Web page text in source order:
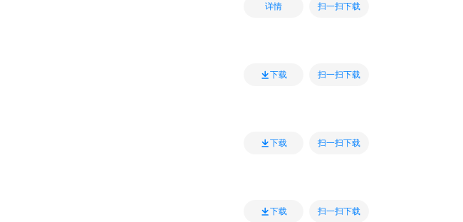
详情 扫一扫下载
下载 扫一扫下载
下载 扫一扫下载
下载 扫一扫下载